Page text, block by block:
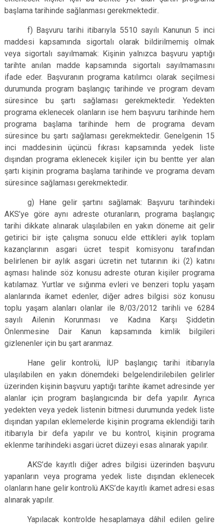
başlama tarihinde sağlanması gerekmektedir..
f) Başvuru tarihi itibarıyla 5510 sayılı Kanunun 5 inci
maddesi kapsamında sigortalı olarak bildirilmemiş olmak
veya sigortalı sayılmamak: Kişinin yalnızca başvuru yaptığı
tarihte anılan madde kapsamında sigortalı sayılmamasını
ifade eder. Başvuranın programa katılımcı olarak seçilmesi
durumunda program başlangıç tarihinde ve program devam
süresince bu şartı sağlaması gerekmektedir. Yedekten
programa eklenecek olanların ise hem başvuru tarihinde hem
programa başlama tarihinde hem de programa devam
süresince bu şartı sağlaması gerekmektedir. Genelgenin 15
inci maddesinin üçüncü fıkrası kapsamında yedek liste
dışından programa eklenecek kişiler için bu bentte yer alan
şartı kişinin programa başlama tarihinde ve programa devam
süresince sağlaması gerekmektedir.
g) Hane gelir şartını sağlamak: Başvuru tarihindeki
AKS’ye göre aynı adreste oturanların, programa başlangıç
tarihi dikkate alınarak ulaşılabilen en yakın döneme ait gelir
getirici bir işte çalışma sonucu elde ettikleri aylık toplam
kazançlarının asgari ücret tespit komisyonu tarafından
belirlenen bir aylık asgari ücretin net tutarının iki (2) katını
aşması halinde söz konusu adreste oturan kişiler programa
katılamaz. Yurtlar ve sığınma evleri ve benzeri toplu yaşam
alanlarında ikamet edenler, diğer adres bilgisi söz konusu
toplu yaşam alanları olanlar ile 8/03/2012 tarihli ve 6284
sayılı Ailenin Korunması ve Kadına Karşı Şiddetin
Önlenmesine Dair Kanun kapsamında kimlik bilgileri
gizlenenler için bu şart aranmaz.
Hane gelir kontrolü, İUP başlangıç tarihi itibarıyla
ulaşılabilen en yakın dönemdeki belgelendirilebilen gelirler
üzerinden kişinin başvuru yaptığı tarihte ikamet adresinde yer
alanlar için program başlangıcında bir defa yapılır. Ayrıca
yedekten veya yedek listenin bitmesi durumunda yedek liste
dışından yapılan eklemelerde kişinin programa eklendiği tarih
itibarıyla bir defa yapılır ve bu kontrol, kişinin programa
eklenme tarihindeki asgari ücret düzeyi esas alınarak yapılır.
AKS’de kayıtlı diğer adres bilgisi üzerinden başvuru
yapanların veya programa yedek liste dışından eklenecek
olanların hane gelir kontrolü AKS’de kayıtlı ikamet adresi esas
alınarak yapılır.
Yapılacak kontrolde hesaplamaya dâhil edilen gelire